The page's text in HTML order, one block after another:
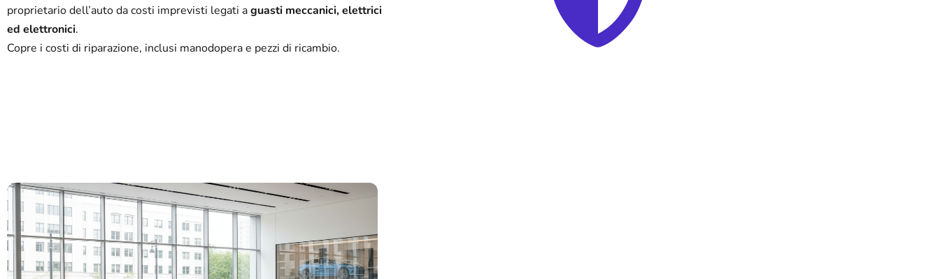
proprietario dell’auto da costi imprevisti legati aguasti meccanici, elettrici
ed elettronici.
Copre i costi di riparazione, inclusi manodopera e pezzi di ricambio.